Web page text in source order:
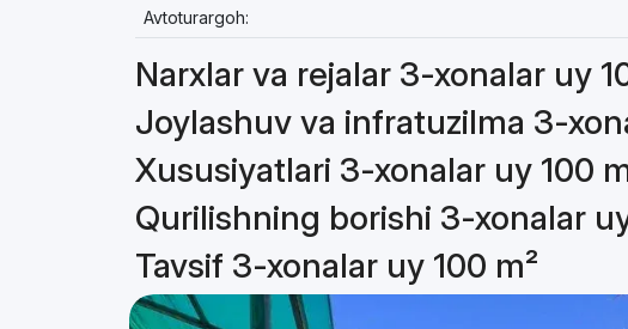
Avtoturargoh:
Narxlar va rejalar 3-xonalar uy
Joylashuv va infratuzilma 3-
Xususiyatlari 3-xonalar uy 100
Qurilishning borishi 3-xonalar
Tavsif 3-xonalar uy 100 m²